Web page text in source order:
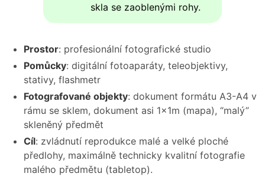
skla se zaoblenými rohy.
Prostor: profesionální fotografické studio
Pomůcky: digitální fotoaparáty, teleobjektivy,
stativy, flashmetr
Fotografované objekty: dokument formátu A3-A4 v
rámu se sklem, dokument asi 1x1m (mapa), “malý”
skleněný předmět
Cíl: zvládnutí reprodukce malé a velké ploché
předlohy, maximálně technicky kvalitní fotografie
malého předmětu (tabletop).